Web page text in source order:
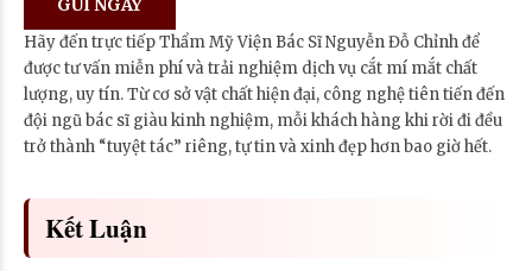
Hãy đến trực tiếp Thẩm Mỹ Viện Bác Sĩ Nguyễn Đỗ Chỉnh để
được tư vấn miễn phí và trải nghiệm dịch vụ cắt mí mắt chất
lượng, uy tín. Từ cơ sở vật chất hiện đại, công nghệ tiên tiến đến
đội ngũ bác sĩ giàu kinh nghiệm, mỗi khách hàng khi rời đi đều
trở thành “tuyệt tác” riêng, tự tin và xinh đẹp hơn bao giờ hết.
Kết Luận